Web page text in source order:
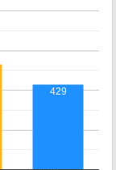
429